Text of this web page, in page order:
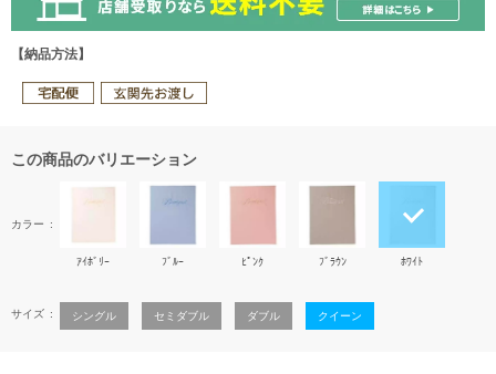
【納品方法】
この商品のバリエーション
カラー
ｱｲﾎﾞﾘｰ ﾌﾞﾙｰ ﾋﾟﾝｸ ﾌﾞﾗｳﾝ ﾎﾜｲﾄ
サイズ シングル セミダブル ダブル クイーン